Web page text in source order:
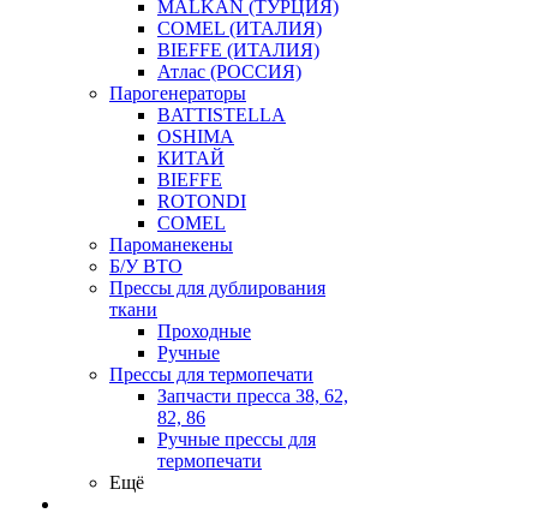
MALKAN (ТУРЦИЯ)
COMEL (ИТАЛИЯ)
BIEFFE (ИТАЛИЯ)
Атлас (РОССИЯ)
Парогенераторы
BATTISTELLA
OSHIMA
КИТАЙ
BIEFFE
ROTONDI
COMEL
Пароманекены
Б/У ВТО
Прессы для дублирования
ткани
Проходные
Ручные
Прессы для термопечати
Запчасти пресса 38, 62,
82, 86
Ручные прессы для
термопечати
Ещё